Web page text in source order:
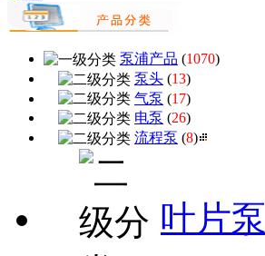
泵浦产品 (1070)
泵头 (13)
气泵 (17)
电泵 (26)
流程泵 (8)
叶片泵